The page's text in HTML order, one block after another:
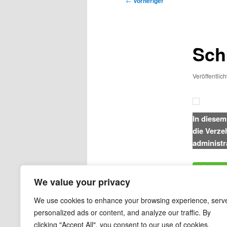
We value your privacy
We use cookies to enhance your browsing experience,
personalized ads or content, and analyze our traffic. By
clicking "Accept All", you consent to our use of cookies.
In
die
Dieser